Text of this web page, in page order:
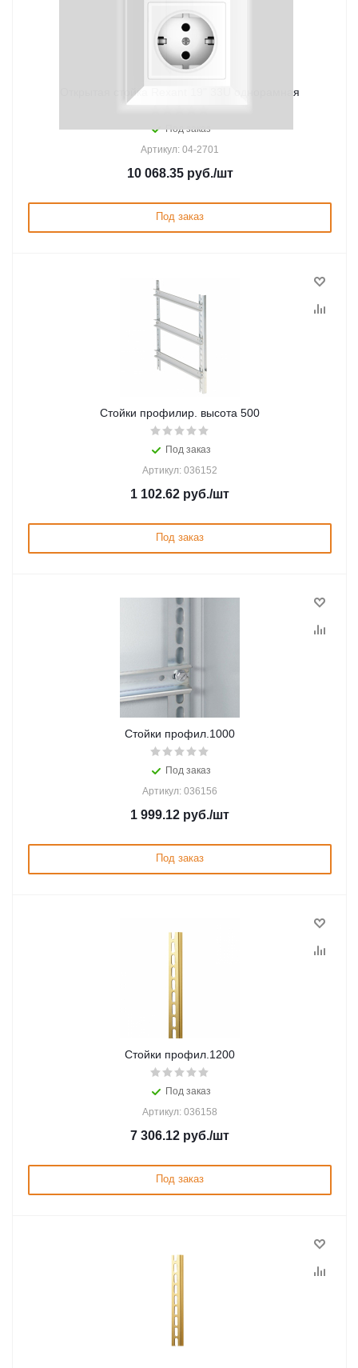
Открытая стойка Rexant 19" 33U однорамная
Под заказ
Артикул: 04-2701
10 068.35руб./шт
Под заказ
Стойки профилир. высота 500
Под заказ
Артикул: 036152
1 102.62 руб./шт
Под заказ
Стойки профил.1000
Под заказ
Артикул: 036156
1 999.12 руб./шт
Под заказ
Стойки профил.1200
Под заказ
Артикул: 036158
7 306.12 руб./шт
Под заказ